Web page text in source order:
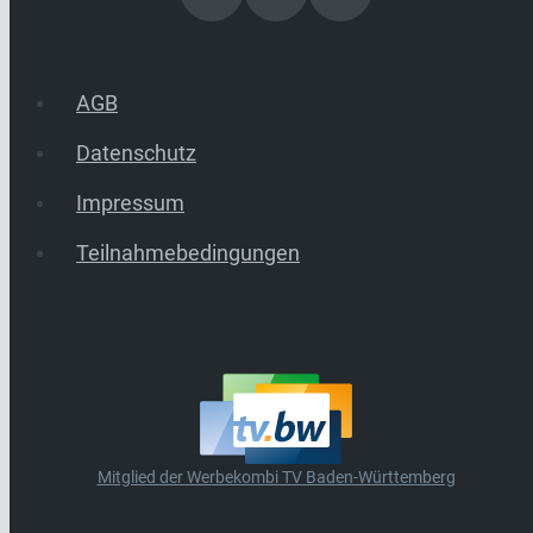
AGB
Datenschutz
Impressum
Teilnahmebedingungen
Mitglied der Werbekombi TV Baden-Württemberg